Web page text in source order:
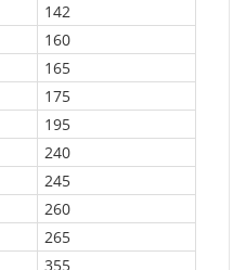
142
160
165
175
195
240
245
260
265
355